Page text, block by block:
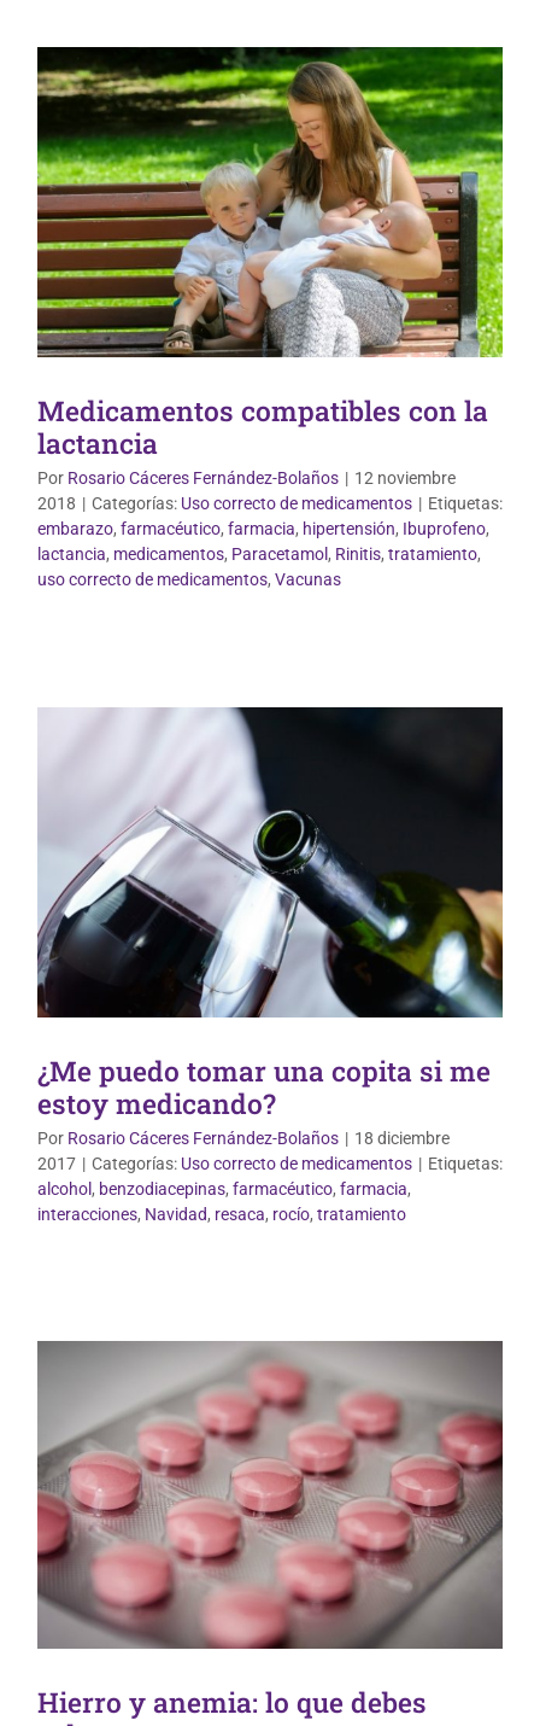
Medicamentos compatibles con la
lactancia
Por Rosario Cáceres Fernández-Bolaños | 12 noviembre
2018 | Categorías: Uso correcto de medicamentos | Etiquetas:
embarazo, farmacéutico, farmacia, hipertensión, Ibuprofeno,
lactancia, medicamentos, Paracetamol, Rinitis, tratamiento,
uso correcto de medicamentos, Vacunas
Uso correcto de medicamentos
¿Me puedo tomar una copita si me
estoy medicando?
Por Rosario Cáceres Fernández-Bolaños | 18 diciembre
2017 | Categorías: Uso correcto de medicamentos | Etiquetas:
alcohol, benzodiacepinas, farmacéutico, farmacia,
interacciones, Navidad, resaca, rocío, tratamiento
Uso correcto de medicamentos
Hierro y anemia: lo que debes